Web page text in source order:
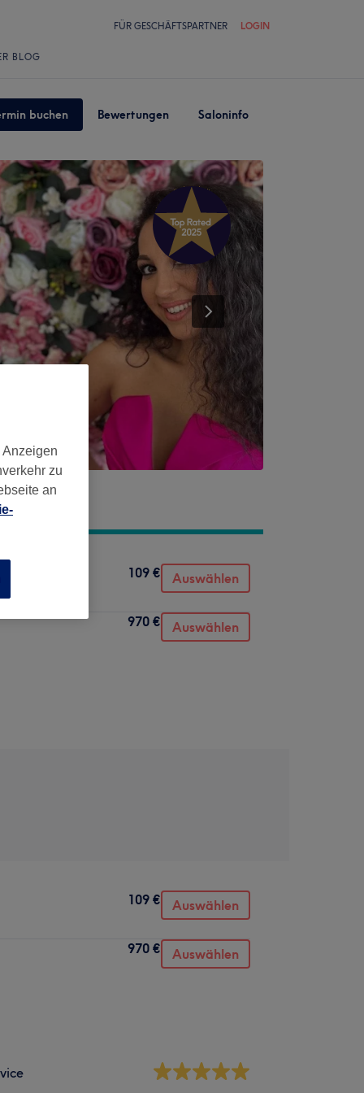
FÜR GESCHÄFTSPARTNER LOGIN
BLOG
buchen Bewertungen Saloninfo
109 € Auswählen
970 € Auswählen
109 € Auswählen
970 € Auswählen
zu
an